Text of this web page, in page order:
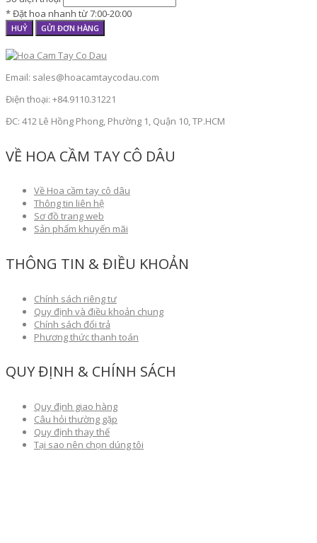
* Đặt hoa nhanh từ 7:00-20:00
HUỶ GỬI ĐƠN HÀNG
Email: sales@hoacamtaycodau.com
Điện thoại: +84.9110.31221
ĐC: 412 Lê Hồng Phong, Phường 1, Quận 10, TP.HCM
VỀ HOA CẦM TAY CÔ DÂU
Về Hoa cầm tay cô dâu
Thông tin liên hệ
Sơ đồ trang web
Sản phẩm khuyến mãi
THÔNG TIN & ĐIỀU KHOẢN
Chính sách riêng tư
Quy định và điều khoản chung
Chính sách đổi trả
Phương thức thanh toán
QUY ĐỊNH & CHÍNH SÁCH
Quy định giao hàng
Câu hỏi thường gặp
Quy định thay thế
Tại sao nên chọn dúng tôi